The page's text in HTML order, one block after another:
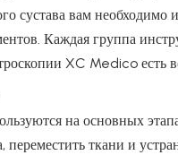
сустава вам
Каждая группа
XC Medico есть
на основных
переместить ткани и